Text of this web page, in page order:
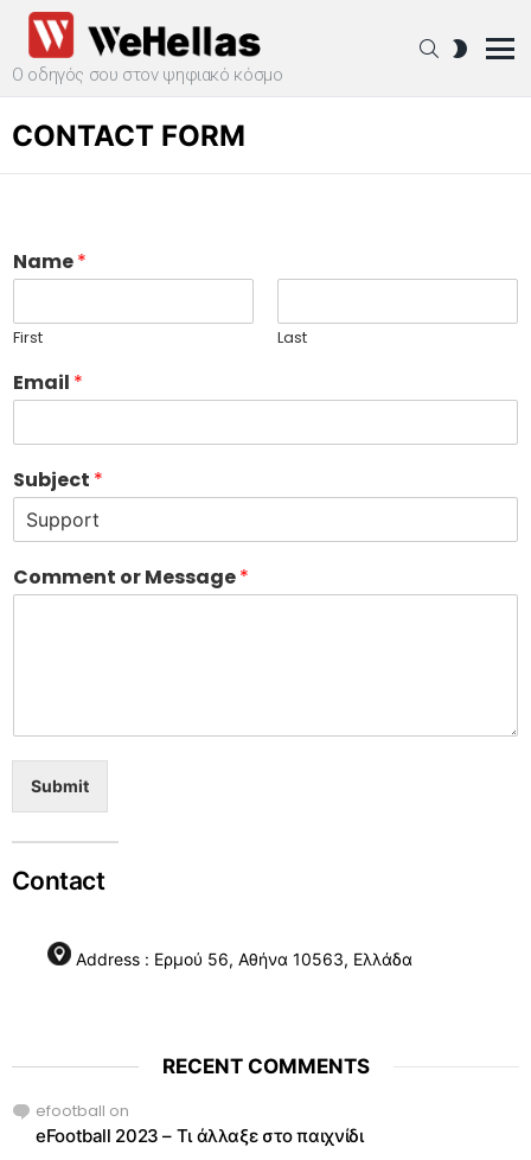
Ο οδηγός σου στον ψηφιακό κόσμο
SEARCHSWITCH
CONTACT FORM
Name*
First Last
Email *
Subject *
Comment or Message*
Submit
Contact
Address : Ερμού 56, Αθήνα 10563, Ελλάδα
RECENT COMMENTS
efootball on
eFootball 2023 – Τι άλλαξε στο παιχνίδι